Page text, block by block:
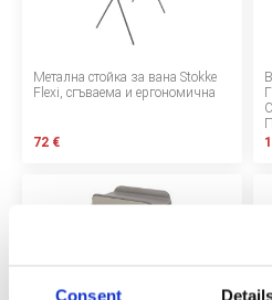
Consent
ДЕТСКИ СУИНГЕР
МОНИТОРИ ЗА БЕБЕТА
ХРАНЕНЕ И
КЪЩА И ПОЧИСТВАНЕ
Метална стойка за вана Stokke
Flexi, сгъваема и ергономична
72 €